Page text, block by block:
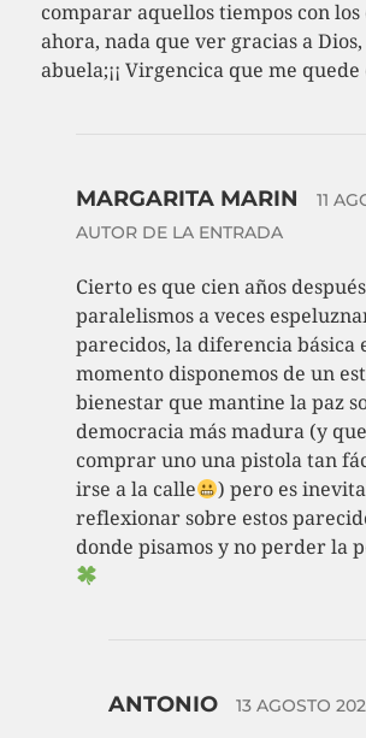
comparar aquellos tiempos con los
ahora, nada que ver gracias a
abuela;¡¡ Virgencica que me quede
MARGARITA MARIN 11
AUTOR DE LA ENTRADA
Cierto es que cien años
paralelismos a veces
parecidos, la diferencia básica
momento disponemos de un
bienestar que mantine la paz
democracia más madura (y
comprar uno una pistola tan
irse a la calle
) pero es
reflexionar sobre estos
donde pisamos y no perder la
ANTONIO 13 AGOSTO